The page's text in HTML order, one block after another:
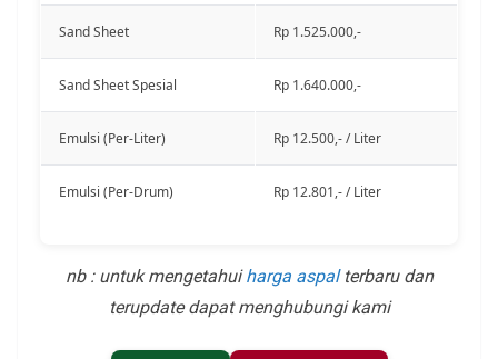
Sand Sheet Rp 1.525.000,-
Sand Sheet Spesial Rp 1.640.000,-
Emulsi (Per-Liter) Rp 12.500,- / Liter
Emulsi (Per-Drum) Rp 12.801,- / Liter
nb : untuk mengetahuiharga aspalterbaru dan
terupdate dapat menghubungi kami